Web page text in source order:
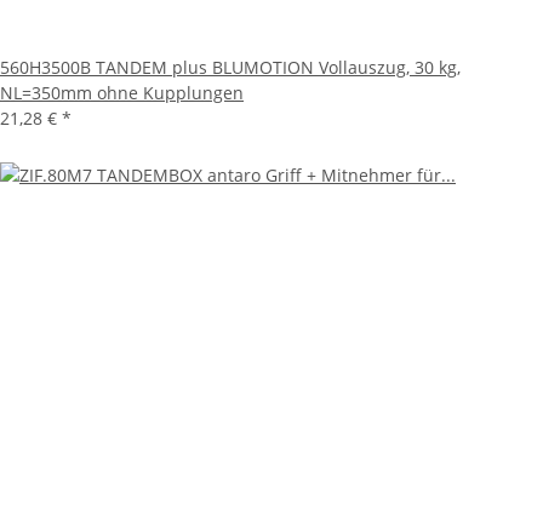
560H3500B TANDEM plus BLUMOTION Vollauszug, 30 kg,
NL=350mm ohne Kupplungen
21,28 € *